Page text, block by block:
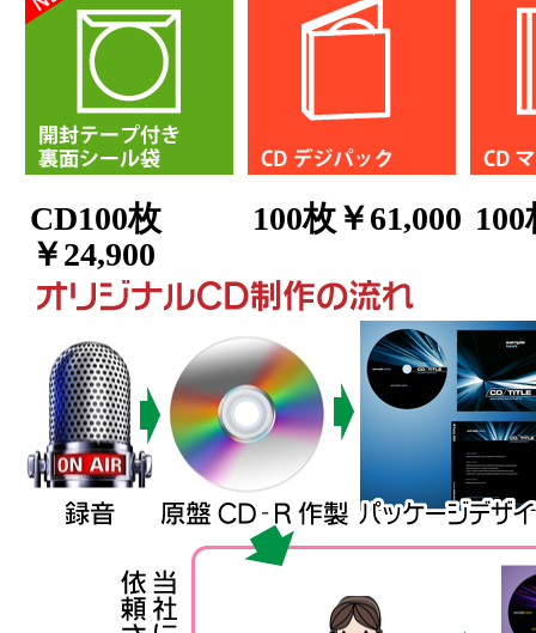
CD100枚
￥24,900
100枚￥61,000